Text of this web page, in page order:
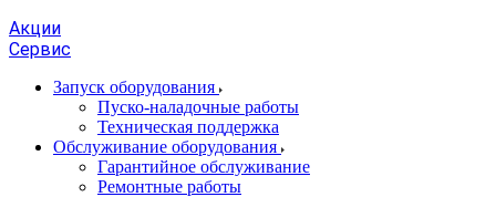
Акции
Сервис
Запуск оборудования
Пуско-наладочные работы
Техническая поддержка
Обслуживание оборудования
Гарантийное обслуживание
Ремонтные работы